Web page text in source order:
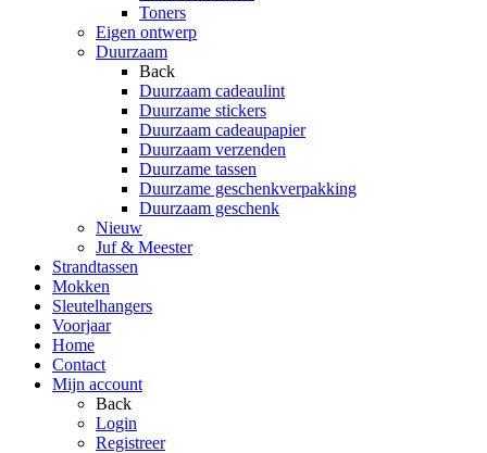
Toners
Eigen ontwerp
Duurzaam
Back
Duurzaam cadeaulint
Duurzame stickers
Duurzaam cadeaupapier
Duurzaam verzenden
Duurzame tassen
Duurzame geschenkverpakking
Duurzaam geschenk
Nieuw
Juf & Meester
Strandtassen
Mokken
Sleutelhangers
Voorjaar
Home
Contact
Mijn account
Back
Login
Registreer